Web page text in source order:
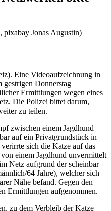
Jonas Augustin)
Eine Videoaufzeichnung in
gestrigen Donnerstag
Ermittlungen wegen eines
Die Polizei bittet darum,
zu teilen.
zwischen einem Jagdhund
auf ein Privatgrundstück in
sich die Katze auf das
einem Jagdhund unvermittelt
Netz aufgrund der scheinbar
64 Jahre), welcher sich
Nähe befand. Gegen den
Ermittlungen aufgenommen.
zu dem Verbleib der Katze